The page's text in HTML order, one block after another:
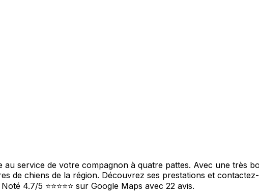
service de votre compagnon à quatre pattes. Avec une très
de chiens de la région. Découvrez ses prestations et
4.7/5 ⭐⭐⭐⭐⭐ sur Google Maps avec 22 avis.